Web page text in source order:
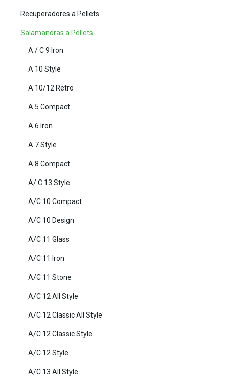
Recuperadores a Pellets
Salamandras a Pellets
A / C 9 Iron
A 10 Style
A 10/12 Retro
A 5 Compact
A 6 Iron
A 7 Style
A 8 Compact
A/ C 13 Style
A/C 10 Compact
A/C 10 Design
A/C 11 Glass
A/C 11 Iron
A/C 11 Stone
A/C 12 All Style
A/C 12 Classic All Style
A/C 12 Classic Style
A/C 12 Style
A/C 13 All Style